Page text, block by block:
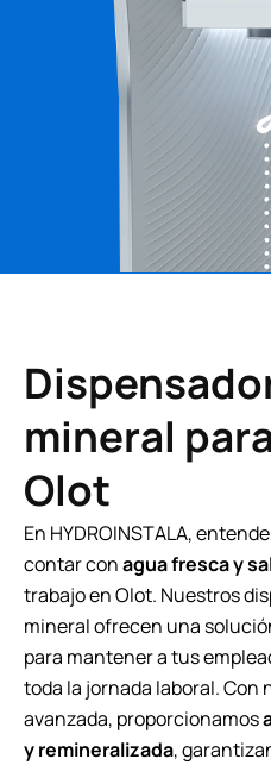
mineral
Olot
En HYDROINSTALA,
contar conagua fresca y
trabajo en Olot. Nuestros
mineral ofrecen una
para mantener a tus
toda la jornada laboral. Con
avanzada, proporcionamos
y remineralizada,